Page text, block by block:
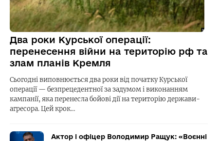
Два роки Курської операції:
перенесення війни на територію рф та
злам планів Кремля
Сьогодні виповнюється два роки від початку Курської
операції — безпрецедентної за задумом і виконанням
кампанії, яка перенесла бойові дії на територію держави-
агресора. Цей крок…
Актор і офіцер Володимир Ращук: «Воєнні